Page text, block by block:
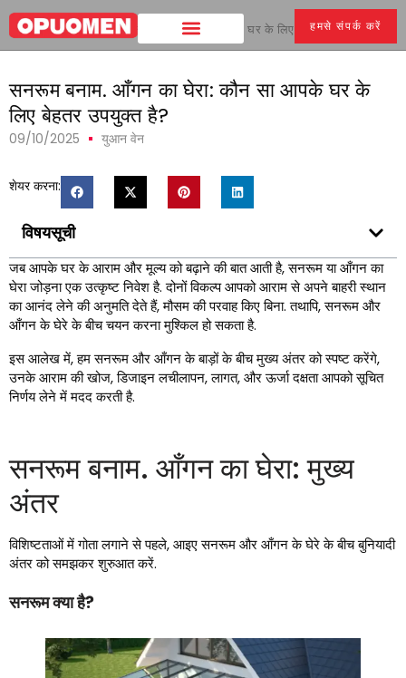
हमसे संपर्क करें
घर > सनरूम बनाम. आँगन का घेरा: कौन सा आपके घर के लिए बेहतर उपयुक्त है?
सनरूम बनाम. आँगन का घेरा: कौन सा आपके घर के
लिए बेहतर उपयुक्त है?
09/10/2025 युआन वेन
शेयर करना:
विषयसूची
जब आपके घर के आराम और मूल्य को बढ़ाने की बात आती है, सनरूम या आँगन का
घेरा जोड़ना एक उत्कृष्ट निवेश है. दोनों विकल्प आपको आराम से अपने बाहरी स्थान
का आनंद लेने की अनुमति देते हैं, मौसम की परवाह किए बिना. तथापि, सनरूम और
आँगन के घेरे के बीच चयन करना मुश्किल हो सकता है.
इस आलेख में, हम सनरूम और आँगन के बाड़ों के बीच मुख्य अंतर को स्पष्ट करेंगे,
उनके आराम की खोज, डिजाइन लचीलापन, लागत, और ऊर्जा दक्षता आपको सूचित
निर्णय लेने में मदद करती है.
सनरूम बनाम. आँगन का घेरा: मुख्य
अंतर
विशिष्टताओं में गोता लगाने से पहले, आइए सनरूम और आँगन के घेरे के बीच बुनियादी
अंतर को समझकर शुरुआत करें.
सनरूम क्या है?